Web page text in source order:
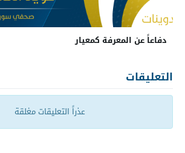
دفاعاً عن المعرفة كمعيار
التعليقات
عذراً التعليقات مغلقة